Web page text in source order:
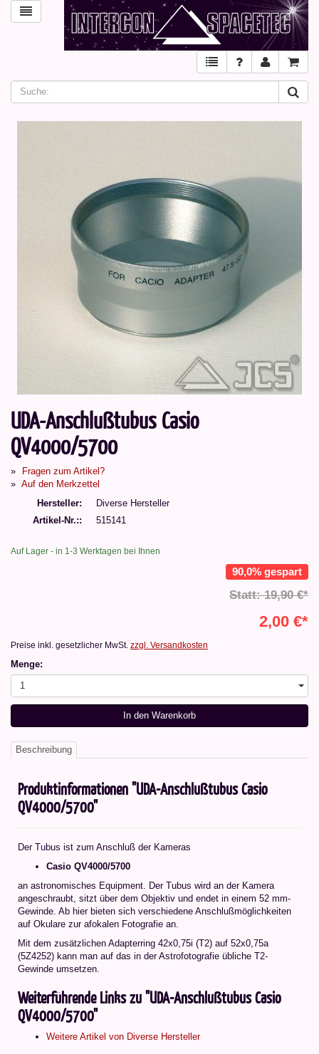
UDA-Anschlußtubus Casio
QV4000/5700
Fragen zum Artikel?
Auf den Merkzettel
Hersteller
Diverse Hersteller
Artikel-Nr.:
515141
Auf Lager - in 1-3 Werktagen bei Ihnen
90,0% gespart
Statt: 19,90 €*
2,00 €*
Preise inkl. gesetzlicher MwSt. zzgl. Versandkosten
Menge:
1
In den Warenkorb
Beschreibung
Produktinformationen "UDA-Anschlußtubus Casio
QV4000/5700"
Der Tubus ist zum Anschluß der Kameras
Casio QV4000/5700
an astronomisches Equipment. Der Tubus wird an der Kamera
angeschraubt, sitzt über dem Objektiv und endet in einem 52 mm-
Gewinde. Ab hier bieten sich verschiedene Anschlußmöglichkeiten
auf Okulare zur afokalen Fotografie an.
Mit dem zusätzlichen Adapterring 42x0,75i (T2) auf 52x0,75a
(5Z4252) kann man auf das in der Astrofotografie übliche T2-
Gewinde umsetzen.
Weiterführende Links zu "UDA-Anschlußtubus Casio
QV4000/5700"
Weitere Artikel von Diverse Hersteller